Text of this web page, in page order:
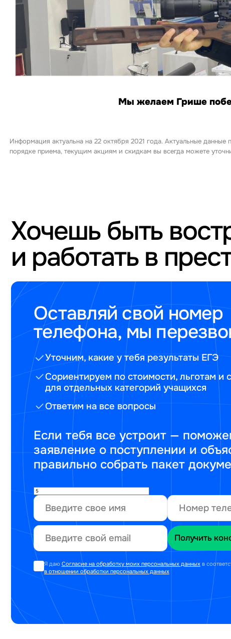
Мы желаем Грише
Информация актуальна на 22 октября 2021 года. Актуальные
порядке приема, текущим акциям и скидкам вы всегда можете
Хочешь быть
и работать в
Оставляй свой номер
телефона, мы
Уточним, какие у тебя результаты ЕГЭ
Сориентируем по стоимости, льготам и
для отдельных категорий учащихся
Ответим на все вопросы
Если тебя все устроит —
заявление о поступлении и
правильно собрать пакет
Я даю Согласие на обработку моих персональных данныхв
в отношении обработки персональных данных